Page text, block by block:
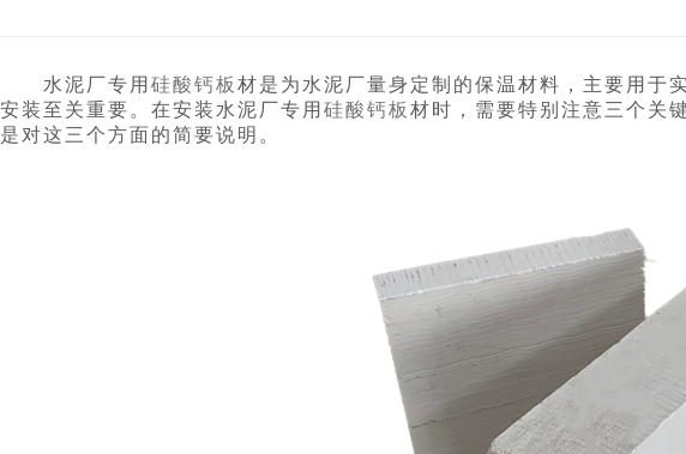
水泥厂专用 硅酸钙板 材是为水泥厂量身定制的保温材料，主要用于
安装至关重要。在安装水泥厂专用 硅酸钙板 材时，需要特别注意三个关
是对这三个方面的简要说明。